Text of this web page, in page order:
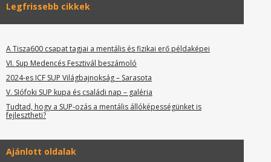
Legfrissebb cikkek
A Tisza600 csapat tagjai a mentális és fizikai erő példaképei
VI. Sup Medencés Fesztivál beszámoló
2024-es ICF SUP Világbajnokság – Sarasota
V. SIófoki SUP kupa és családi nap – galéria
Tudtad, hogy a SUP-ozás a mentális állóképességünket is
fejlesztheti?
Ajánlott oldalak